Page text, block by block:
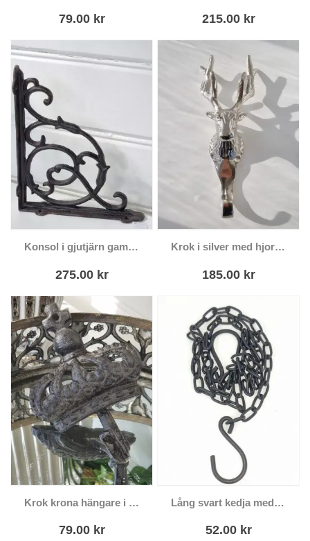
79.00 kr 215.00 kr
Konsol i gjutjärn gammaldags stil
275.00 kr
Krok i silver med hjorthuvud
185.00 kr
Krok krona hängare i gjutjärn
79.00 kr
Lång svart kedja med krokar
52.00 kr